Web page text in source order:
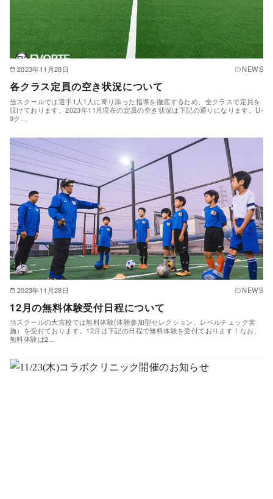
2023年11月28日 NEWS
各クラス定員の空き状況について
当スクールでは選手1人1人に寄り添った指導を徹底するため、全クラスで定員を
設けております。2023年11月現在の定員の空き状況は下記の通りになります。U-
9ク…
2023年11月28日 NEWS
12月の無料体験受付日程について
当スクールの大宮校では無料体験(体験参加型セレクション、レベルチェック実
施）を受付ております。12月は下記の日程で無料体験を受付ております！なお、
無料体験は2…